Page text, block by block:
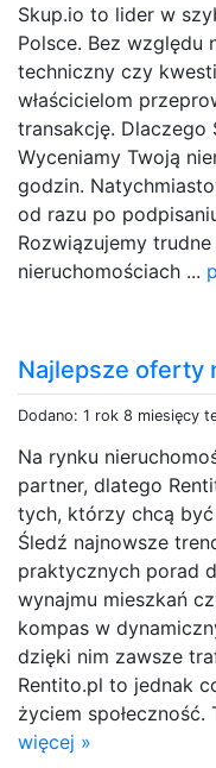
Skup.io to lider w
Polsce. Bez względu
techniczny czy
właścicielom
transakcję. Dlaczego
Wyceniamy Twoją
godzin.
od razu po
Rozwiązujemy
nieruchomościach ...
Najlepsze oferty
Dodano: 1 rok 8 miesięcy
Na rynku
partner, dlatego
tych, którzy chcą
Śledź najnowsze
praktycznych porad
wynajmu mieszkań
kompas w
dzięki nim zawsze
Rentito.pl to jednak
życiem
więcej »